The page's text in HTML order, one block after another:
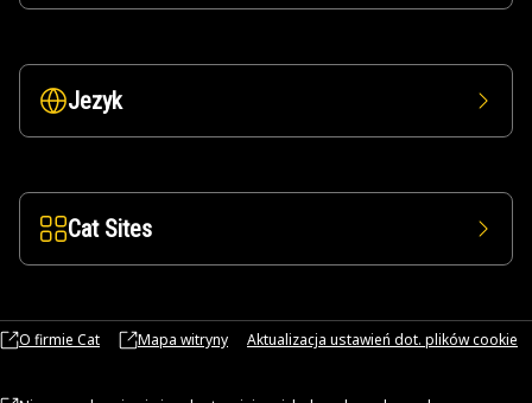
Jezyk
Cat Sites
O firmie Cat Mapa witryny Aktualizacja ustawień dot. plików cookie